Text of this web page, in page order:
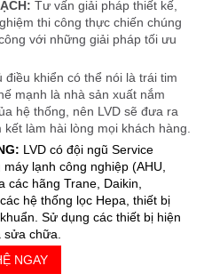
Tư vấn giải pháp thiết kế,
thi công thực chiến chúng
với những giải pháp tối ưu
điều khiển có thể nói là trái tim
mạnh là nhà sản xuất nắm
hệ thống, nên LVD sẽ đưa ra
làm hài lòng mọi khách hàng.
LVD có đội ngũ Service
lạnh công nghiệp (AHU,
các hãng Trane, Daikin,
hệ thống lọc Hepa, thiết bị
Sử dụng các thiết bị hiện
chữa.
NGAY